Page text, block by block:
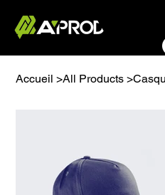
Accueil >All Products >